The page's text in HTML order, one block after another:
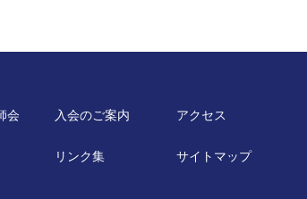
会
入会のご案内 アクセス
リンク集
サイトマップ